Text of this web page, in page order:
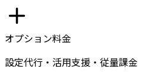
オプション料金
設定代行・活用支援・従量課金